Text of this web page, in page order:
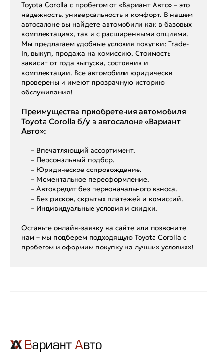
Toyota Corolla с пробегом от «Вариант Авто» – это
надежность, универсальность и комфорт. В нашем
автосалоне вы найдете автомобили как в базовых
комплектациях, так и с расширенными опциями.
Мы предлагаем удобные условия покупки: Trade-
In, выкуп, продажа на комиссию. Стоимость
зависит от года выпуска, состояния и
комплектации. Все автомобили юридически
проверены и имеют прозрачную историю
обслуживания!
Преимущества приобретения автомобиля
Toyota Corolla б/у в автосалоне «Вариант
Авто»:
– Впечатляющий ассортимент.
– Персональный подбор.
– Юридическое сопровождение.
– Моментальное переоформление.
– Автокредит без первоначального взноса.
– Без рисков, скрытых платежей и комиссий.
– Индивидуальные условия и скидки.
Оставьте онлайн-заявку на сайте или позвоните
нам – мы подберем подходящую Toyota Corolla с
пробегом и оформим покупку на лучших условиях!